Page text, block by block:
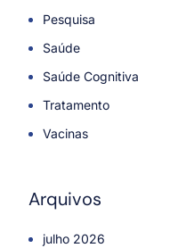
Pesquisa
Saúde
Saúde Cognitiva
Tratamento
Vacinas
Arquivos
julho 2026